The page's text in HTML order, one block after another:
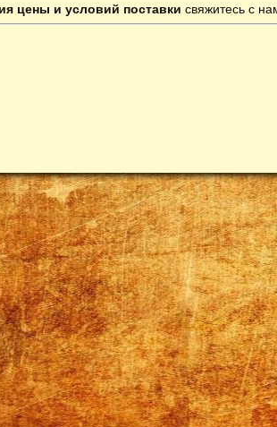
цены и условий поставки свяжитесь с